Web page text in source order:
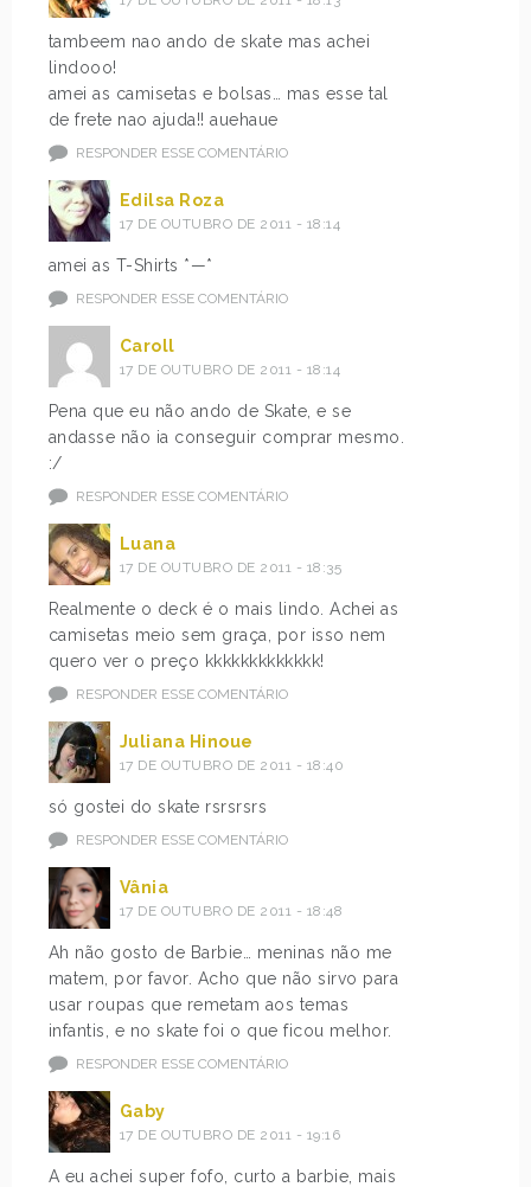
tambeem nao ando de skate mas achei
lindooo!
amei as camisetas e bolsas… mas esse tal
de frete nao ajuda!! auehaue
RESPONDER ESSE COMENTÁRIO
Edilsa Roza
17 DE OUTUBRO DE 2011 - 18:14
amei as T-Shirts *—*
RESPONDER ESSE COMENTÁRIO
Caroll
17 DE OUTUBRO DE 2011 - 18:14
Pena que eu não ando de Skate, e se
andasse não ia conseguir comprar mesmo.
:/
RESPONDER ESSE COMENTÁRIO
Luana
17 DE OUTUBRO DE 2011 - 18:35
Realmente o deck é o mais lindo. Achei as
camisetas meio sem graça, por isso nem
quero ver o preço kkkkkkkkkkkkk!
RESPONDER ESSE COMENTÁRIO
Juliana Hinoue
17 DE OUTUBRO DE 2011 - 18:40
só gostei do skate rsrsrsrs
RESPONDER ESSE COMENTÁRIO
Vânia
17 DE OUTUBRO DE 2011 - 18:48
Ah não gosto de Barbie… meninas não me
matem, por favor. Acho que não sirvo para
usar roupas que remetam aos temas
infantis, e no skate foi o que ficou melhor.
RESPONDER ESSE COMENTÁRIO
Gaby
17 DE OUTUBRO DE 2011 - 19:16
A eu achei super fofo, curto a barbie, mais